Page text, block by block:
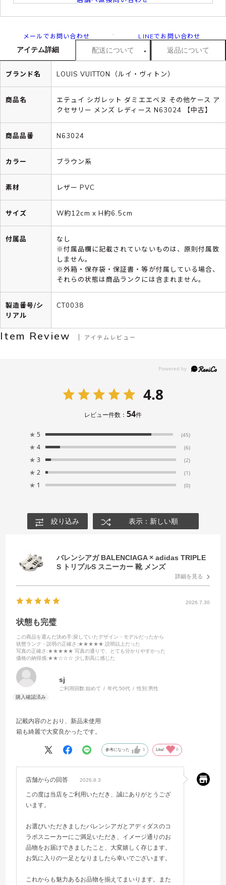
メールでお問い合わせ LINEでお問い合わせ
アイテム詳細 配送について 返品について
ブランド名 LOUIS VUITTON（ルイ・ヴィトン）
商品名
エテュイ シガレット ダミエエベヌ その他ケース ア
クセサリー メンズ レディース N63024 【中古】
商品品番 N63024
カラー ブラウン系
素材 レザー PVC
サイズ W約12cm x H約6.5cm
付属品
なし
※付属品欄に記載されていないものは、原則付属致
しません。
※外箱・保存袋・保証書・等が付属している場合、
それらの状態は商品ランクには含まれません。
製造番号/シ
リアル
CT0038
Item Review アイテムレビュー
4.8
レビュー件数： 54件
★ 5 (45)
★ 4 (6)
★ 3 (2)
★ 2 (1)
★ 1 (0)
絞り込み 表示：新しい順
バレンシアガ BALENCIAGA × adidas TRIPLE
S トリプルS スニーカー 靴 メンズ
詳細を見る
2026.7.30
状態も完璧
この商品を選んだ決め手:探していたデザイン・モデルだったから
状態ランク・説明の正確さ :★★★★★ 説明以上だった
写真の正確さ :★★★★★ 写真の通りで、とても分かりやすかった
価格の納得感:★★☆☆☆ 少し割高に感じた
sj
ご利用回数:始めて 年代:50代 性別:男性
記載内容のとおり、新品未使用
箱も綺麗で大変良かったです。
参考になった 1 Like! 0
店舗からの回答 2026.8.3
この度は当店をご利用いただき、誠にありがとうござ
います。
お選びいただきましたバレンシアガとアディダスのコ
ラボスニーカーにご満足いただき、イメージ通りのお
品物をお届けできましたこと、大変嬉しく存じます。
お気に入りの一足となりましたら幸いでございます。
これからも魅力あるお品物を揃えてまいります。また